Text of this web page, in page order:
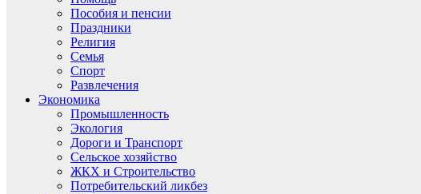
Пособия и пенсии
Праздники
Религия
Семья
Спорт
Развлечения
Экономика
Промышленность
Экология
Дороги и Транспорт
Сельское хозяйство
ЖКХ и Строительство
Потребительский ликбез